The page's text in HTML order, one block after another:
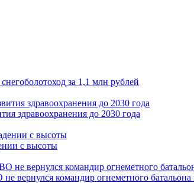
за 1,1 млн рублей
здравоохранения до 2030 года
с высоты
командир огнеметного батальона